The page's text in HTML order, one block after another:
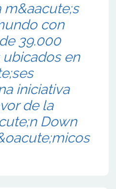
m&aacute;s
con
39.000
en
iniciativa
de la
Down